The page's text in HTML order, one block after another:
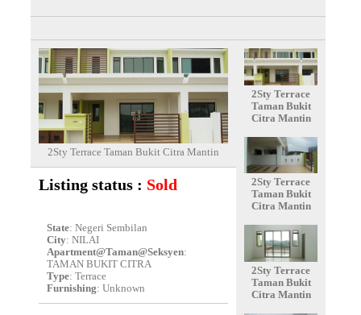
2Sty Terrace Taman Bukit Citra Mantin
2Sty Terrace
Taman Bukit
Citra Mantin
2Sty Terrace
Taman Bukit
Citra Mantin
2Sty Terrace
Taman Bukit
Citra Mantin
Listing status : Sold
State: Negeri Sembilan
City: NILAI
Apartment@Taman@Seksyen:
TAMAN BUKIT CITRA
Type: Terrace
Furnishing: Unknown